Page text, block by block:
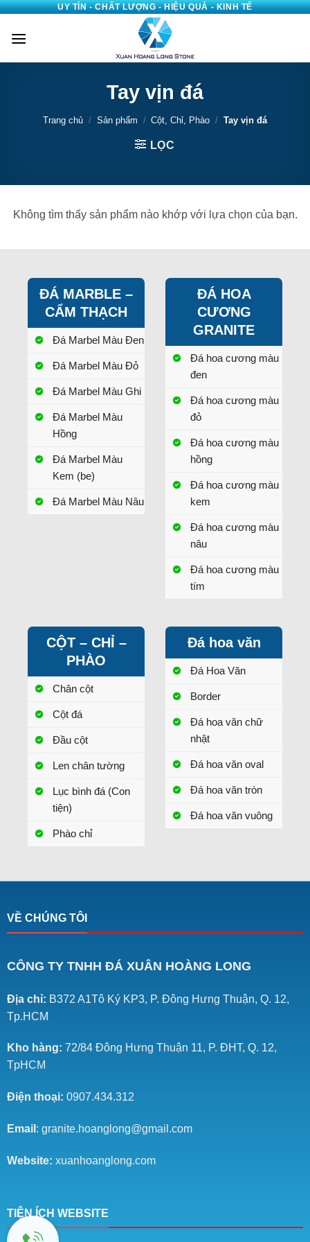
Bỏ
nội
dung
UY TÍN - CHẤT LƯỢNG - HIỆU QUẢ - KINH TẾ
Tay vịn đá
Trang chủ / Sản phẩm / Cột, Chỉ, Phào / Tay vịn đá
LỌC
Không tìm thấy sản phẩm nào khớp với lựa chọn của bạn.
ĐÁ MARBLE –
CẨM THẠCH
Đá Marbel Màu Đen
Đá Marbel Màu Đỏ
Đá Marbel Màu Ghi
Đá Marbel Màu
Hồng
Đá Marbel Màu
Kem (be)
Đá Marbel Màu Nâu
ĐÁ HOA
CƯƠNG
GRANITE
Đá hoa cương màu
đen
Đá hoa cương màu
đỏ
Đá hoa cương màu
hồng
Đá hoa cương màu
kem
Đá hoa cương màu
nâu
Đá hoa cương màu
tím
CỘT – CHỈ –
PHÀO
Chân cột
Cột đá
Đầu cột
Len chân tường
Lục bình đá (Con
tiện)
Phào chỉ
Đá hoa văn
Đá Hoa Văn
Border
Đá hoa văn chữ
nhật
Đá hoa văn oval
Đá hoa văn tròn
Đá hoa văn vuông
VỀ CHÚNG TÔI
CÔNG TY TNHH ĐÁ XUÂN HOÀNG LONG
Địa chỉ: B372 A1Tô Ký KP3, P. Đông Hưng Thuận, Q. 12,
Tp.HCM
Kho hàng: 72/84 Đông Hưng Thuận 11, P. ĐHT, Q. 12,
TpHCM
Điện thoại: 0907.434.312
Email : granite.hoanglong@gmail.com
Website: xuanhoanglong.com
TIỆN ÍCH WEBSITE